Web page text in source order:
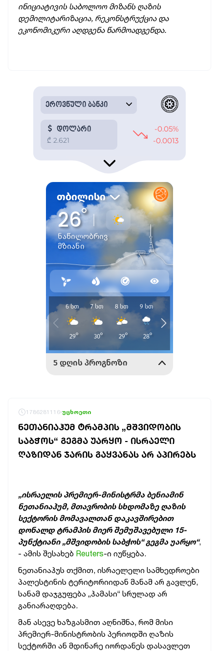
ინიციატივის საბოლოო მიზანს ღაზის
დემილიტარიზაცია, რეკონსტრუქცია და
ეკონომიკური აღდგენა წარმოადგენდა.
1786281116 უცხოეთი
ᲜᲔᲗᲐᲜᲘᲐᲰᲣᲛ ᲢᲠᲐᲛᲞᲘᲡ „ᲛᲨᲕᲘᲓᲝᲑᲘᲡ
ᲡᲐᲑᲭᲝᲡ“ ᲒᲔᲒᲛᲐ ᲣᲐᲠᲧᲝ - ᲘᲡᲠᲐᲔᲚᲘ
ᲦᲐᲖᲘᲓᲐᲜ ᲯᲐᲠᲘᲡ ᲒᲐᲧᲕᲐᲜᲐᲡ ᲐᲠ ᲐᲞᲘᲠᲔᲑᲡ
„ისრაელის პრემიერ-მინისტრმა ბენიამინ
ნეთანიაჰუმ, მთავრობის სხდომაზე ღაზის
სექტორის მომავალთან დაკავშირებით
დონალდ ტრამპის მიერ შემუშავებული 15-
პუნქტიანი „მშვიდობის საბჭოს“ გეგმა უარყო“,
- ამის შესახებ Reuters-ი იუწყება.
ნეთანიაჰუს თქმით, ისრაელელი სამხედროები
პალესტინის ტერიტორიიდან მანამ არ გავლენ,
სანამ დაჯგუფება „ჰამასი“ სრულად არ
განიარაღდება.
მან ასევე ხაზგასმით აღნიშნა, რომ მისი
პრემიერ-მინისტრობის პერიოდში ღაზის
სექტორში ან მდინარე იორდანეს დასავლეთ